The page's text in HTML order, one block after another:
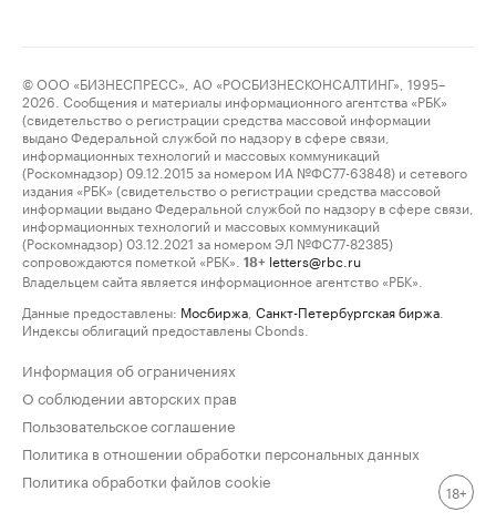
© ООО «БИЗНЕСПРЕСС», АО «РОСБИЗНЕСКОНСАЛТИНГ», 1995–
2026. Сообщения и материалы информационного агентства «РБК»
(свидетельство о регистрации средства массовой информации
выдано Федеральной службой по надзору в сфере связи,
информационных технологий и массовых коммуникаций
(Роскомнадзор) 09.12.2015 за номером ИА №ФС77-63848) и сетевого
издания «РБК» (свидетельство о регистрации средства массовой
информации выдано Федеральной службой по надзору в сфере связи,
информационных технологий и массовых коммуникаций
(Роскомнадзор) 03.12.2021 за номером ЭЛ №ФС77-82385)
сопровождаются пометкой «РБК».
18+ letters@rbc.ru
Владельцем сайта является информационное агентство «РБК».
Данные предоставлены: Мосбиржа Санкт-Петербургская биржа
Индексы облигаций предоставлены Cbonds.
Информация об ограничениях
О соблюдении авторских прав
Пользовательское соглашение
Политика в отношении обработки персональных данных
Политика обработки файлов cookie
18+